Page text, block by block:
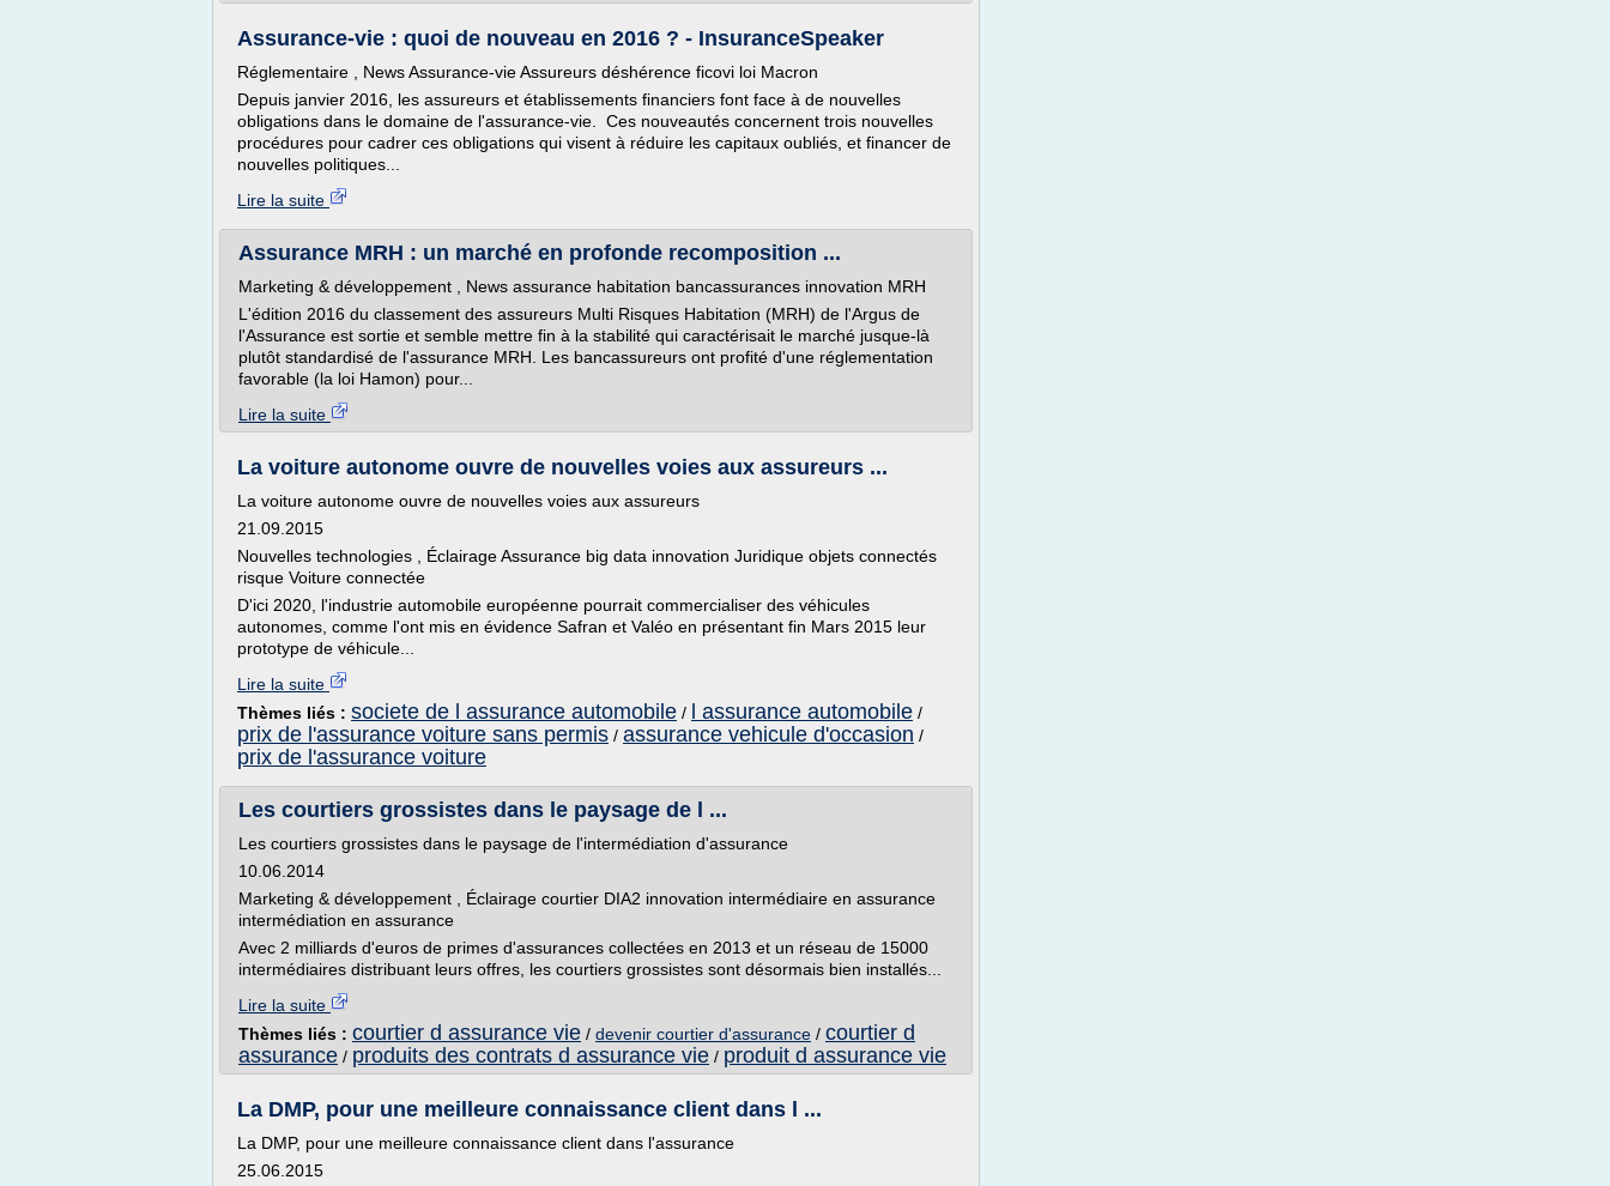
Assurance-vie : quoi de nouveau en 2016 ? - InsuranceSpeaker
Réglementaire , News Assurance-vie Assureurs déshérence ficovi loi Macron
Depuis janvier 2016, les assureurs et établissements financiers font face à de nouvelles
obligations dans le domaine de l'assurance-vie. Ces nouveautés concernent trois nouvelles
procédures pour cadrer ces obligations qui visent à réduire les capitaux oubliés, et financer de
nouvelles politiques...
Lire la suite
Assurance MRH : un marché en profonde recomposition ...
Marketing & développement , News assurance habitation bancassurances innovation MRH
L'édition 2016 du classement des assureurs Multi Risques Habitation (MRH) de l'Argus de
l'Assurance est sortie et semble mettre fin à la stabilité qui caractérisait le marché jusque-là
plutôt standardisé de l'assurance MRH. Les bancassureurs ont profité d'une réglementation
favorable (la loi Hamon) pour...
Lire la suite
La voiture autonome ouvre de nouvelles voies aux assureurs ...
La voiture autonome ouvre de nouvelles voies aux assureurs
21.09.2015
Nouvelles technologies , Éclairage Assurance big data innovation Juridique objets connectés
risque Voiture connectée
D'ici 2020, l'industrie automobile européenne pourrait commercialiser des véhicules
autonomes, comme l'ont mis en évidence Safran et Valéo en présentant fin Mars 2015 leur
prototype de véhicule...
Lire la suite
Thèmes liés : societe de l assurance automobile / l assurance automobile /
prix de l'assurance voiture sans permis / assurance vehicule d'occasion /
prix de l'assurance voiture
Les courtiers grossistes dans le paysage de l ...
Les courtiers grossistes dans le paysage de l'intermédiation d'assurance
10.06.2014
Marketing & développement , Éclairage courtier DIA2 innovation intermédiaire en assurance
intermédiation en assurance
Avec 2 milliards d'euros de primes d'assurances collectées en 2013 et un réseau de 15000
intermédiaires distribuant leurs offres, les courtiers grossistes sont désormais bien installés...
Lire la suite
Thèmes liés : courtier d assurance vie / devenir courtier d'assurance / courtier d
assurance / produits des contrats d assurance vie / produit d assurance vie
La DMP, pour une meilleure connaissance client dans l ...
La DMP, pour une meilleure connaissance client dans l'assurance
25.06.2015